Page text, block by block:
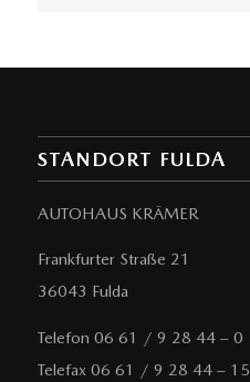
STANDORT FULDA
AUTOHAUS KRÄMER
Frankfurter Straße 21
36043 Fulda
Telefon 06 61 / 9 28 44 – 0
Telefax 06 61 / 9 28 44 – 15